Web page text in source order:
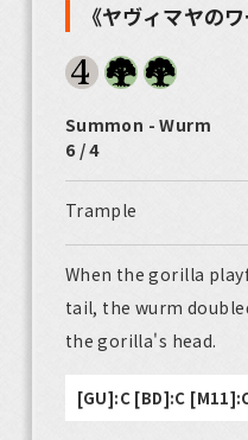
《ヤヴィマヤのワ
Summon - Wurm
6 / 4
Trample
When the gorilla
tail, the wurm
the gorilla's head.
[GU]:C [BD]:C